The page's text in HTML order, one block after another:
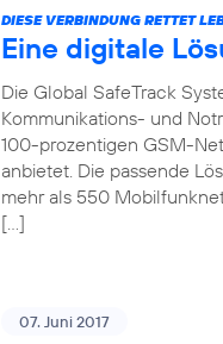
DIESE VERBINDUNG RETTET
Eine digitale
Die Global SafeTrack
Kommunikations- und
100-prozentigen GSM-
anbietet. Die passende
mehr als 550
[…]
07. Juni 2017